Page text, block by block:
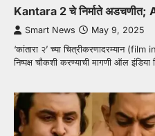
Kantara 2 चे निर्माते
Smart News May 9, 2025
‘कांतारा २’ च्या चित्रीकरणादरम्यान
निष्पक्ष चौकशी करण्याची मागणी ऑल